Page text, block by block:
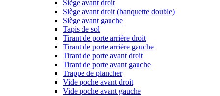
Siège avant droit
Siège avant droit (banquette double)
Siège avant gauche
Tapis de sol
Tirant de porte arrière droit
Tirant de porte arrière gauche
Tirant de porte avant droit
Tirant de porte avant gauche
Trappe de plancher
Vide poche avant droit
Vide poche avant gauche